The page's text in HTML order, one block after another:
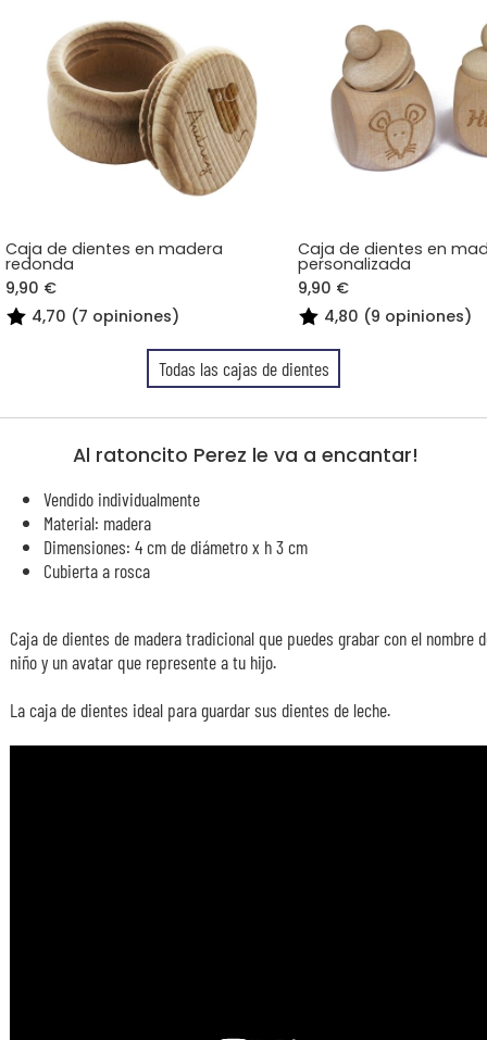
Caja de dientes en madera
redonda
9,90 €
4,70 (7 opiniones)
Caja de dientes en
personalizada
9,90 €
4,80 (9 opiniones)
Todas las cajas de dientes
Al ratoncito Perez le va a encantar!
Vendido individualmente
Material: madera
Dimensiones: 4 cm de diámetro x h 3 cm
Cubierta a rosca
Caja de dientes de madera tradicional que puedes grabar con el nombre
niño y un avatar que represente a tu hijo.
La caja de dientes ideal para guardar sus dientes de leche.